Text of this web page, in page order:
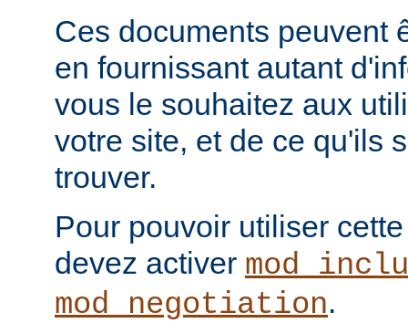
Ces documents peuvent
en fournissant autant
vous le souhaitez aux
votre site, et de ce qu'ils
trouver.
Pour pouvoir utiliser
devez activer
mod_negotiation.